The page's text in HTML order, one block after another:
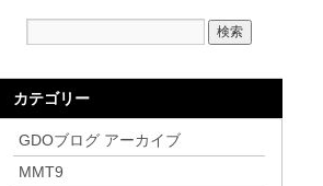
カテゴリー
GDOブログ アーカイブ
MMT9